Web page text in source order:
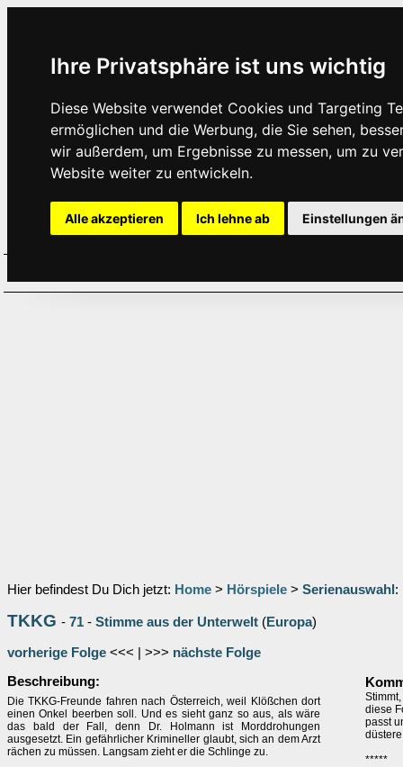
Ihre Privatsphäre ist uns wichtig
Diese Website verwendet Cookies und Targeting
ermöglichen und die Werbung, die Sie sehen,
wir außerdem, um Ergebnisse zu messen, um zu
Website weiter zu entwickeln.
Alle akzeptieren Ich lehne ab Einstellungen
Hier befindest Du Dich jetzt: Home > Hörspiele > Serienauswahl :
TKKG - 71 - Stimme aus der Unterwelt (Europa)
vorherige Folge <<< | >>> nächste Folge
Beschreibung:
Die TKKG-Freunde fahren nach Österreich, weil Klößchen dort
einen Onkel beerben soll. Und es sieht ganz so aus, als wäre
das bald der Fall, denn Dr. Holmann ist Morddrohungen
ausgesetzt. Ein gefährlicher Krimineller glaubt, sich an dem Arzt
rächen zu müssen. Langsam zieht er die Schlinge zu.
diese
passt
*****